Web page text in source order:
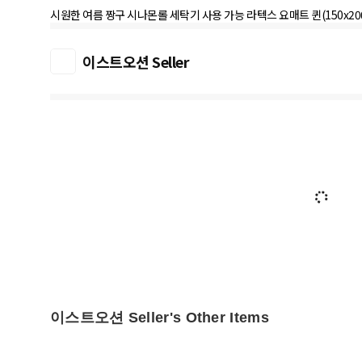
시원한 여름 짱구 시나몬롤 세탁기 사용 가능 라텍스 요매트 퀸
이스트오션 Seller
이스트오션 Seller's Other Items